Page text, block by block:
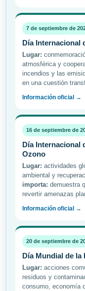
7 de septiembre de
Día Internacional
Lugar:
atmosférica y
incendios y las
en una cuestión
Información oficial →
16 de septiembre de
Día Internacional
Ozono
Lugar: actividades
ambiental y
importa: demuestra
revertir amenazas
Información oficial →
20 de septiembre de
Día Mundial de la
Lugar: acciones
residuos y
consumo, economía